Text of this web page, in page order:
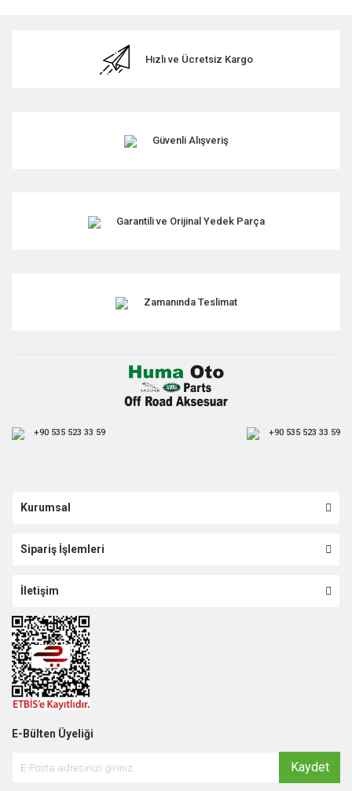
Ürün resmi kalitesiz, bozuk veya görüntülenemiyor.
Ürün fiyatı diğer sitelerden daha pahalı.
Hızlı ve Ücretsiz Kargo
Güvenli Alışveriş
Garantili ve Orijinal Yedek Parça
Zamanında Teslimat
+90 535 523 33 59 +90 535 523 33 59
Kurumsal
Sipariş İşlemleri
İletişim
E-Bülten Üyeliği
Kaydet